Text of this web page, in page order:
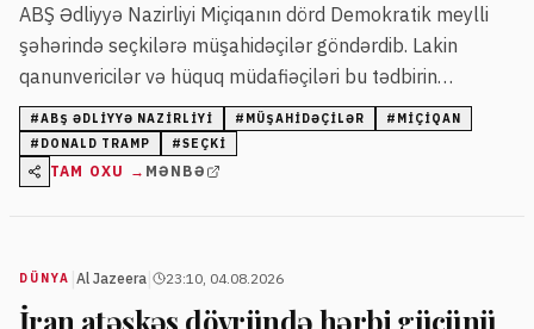
ABŞ Ədliyyə Nazirliyi Miçiqanın dörd Demokratik meylli
şəhərində seçkilərə müşahidəçilər göndərdib. Lakin
qanunvericilər və hüquq müdafiəçiləri bu tədbirin
partiyalar üçün istifadə edilə biləcəyindən narahatdır.
#ABŞ ƏDLIYYƏ NAZIRLIYI # MÜŞAHIDƏÇILƏR # MIÇIQAN
# DONALD TRAMP #SEÇKI
TAM OXU → MƏNBƏ
DÜNYA Al Jazeera 23:10, 04.08.2026
İran atəşkəs dövründə hərbi gücünü